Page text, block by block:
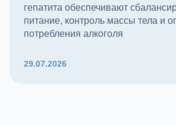
гепатита обеспечивают
питание, контроль массы тела и
потребления алкоголя
29.07.2026